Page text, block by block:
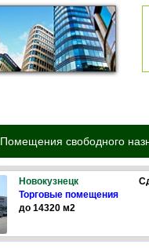
Помещения свободного
Новокузнецк
Торговые помещения
до 14320 м2